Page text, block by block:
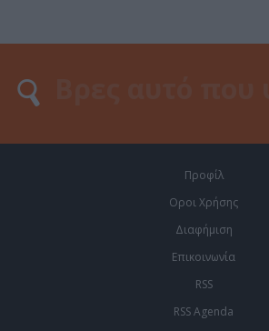
Προφίλ
Οροι Χρήσης
Διαφήμιση
Επικοινωνία
RSS
RSS Agenda